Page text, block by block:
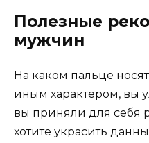
Полезные
мужчин
На каком пальце
иным характером, вы
вы приняли для себя
хотите украсить